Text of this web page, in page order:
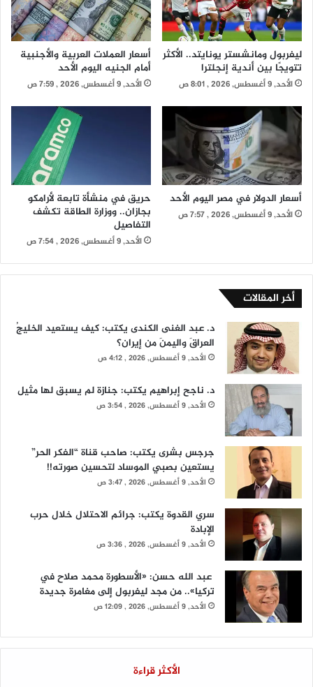
ليفربول ومانشستر يونايتد.. الأكثر
تتويجًا بين أندية إنجلترا
الأحد, 9 أغسطس, 2026 , 8:01 ص
أسعار العملات العربية والأجنبية
أمام الجنيه اليوم الأحد
الأحد, 9 أغسطس, 2026 , 7:59 ص
أسعار الدولار في مصر اليوم الأحد
الأحد, 9 أغسطس, 2026 , 7:57 ص
حريق في منشأة تابعة لأرامكو
بجازان.. ووزارة الطاقة تكشف
التفاصيل
الأحد, 9 أغسطس, 2026 , 7:54 ص
أخر المقالات
د. عبد الغنى الكندى يكتب: كيف يستعيد الخليجُ
العراقَ واليمنَ من إيران؟
الأحد, 9 أغسطس, 2026 , 4:12 ص
د. ناجح إبراهيم يكتب: جنازة لم يسبق لها مثيل
الأحد, 9 أغسطس, 2026 , 3:54 ص
جرجس بشرى يكتب: صاحب قناة “الفكر الحر”
يستعين بصبي الموساد لتحسين صورته!!
الأحد, 9 أغسطس, 2026 , 3:47 ص
سري القدوة يكتب: جرائم الاحتلال خلال حرب
الإبادة
الأحد, 9 أغسطس, 2026 , 3:36 ص
عبد الله حسن: «الأسطورة محمد صلاح في
تركيا».. من مجد ليفربول إلى مغامرة جديدة
الأحد, 9 أغسطس, 2026 , 12:09 ص
الأكثر قراءة